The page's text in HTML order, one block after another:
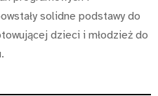
solidne podstawy do
dzieci i młodzież do